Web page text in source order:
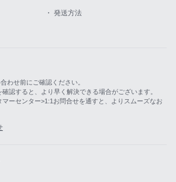
・ 発送方法
わせ前にご確認ください。
認すると、より早く解決できる場合がございます。
ーセンター>1:1お問合せを通すと、よりスムーズなお